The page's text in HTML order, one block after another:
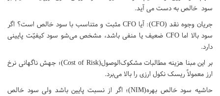
سود خالص به دست می آید.
جریان وجوه نقد (CFO): آیا CFO مثبت و متناسب با سود خالص است؟ اگر
سود بالا اما CFO ضعیف یا منفی باشد، مشخص می‌شو سود کیفیّت پایینی
دارد.
بر این مبنا هزینه مطالبات مشکوک‌الوصول(Cost of Risk)؛ جهش ناگهانی نرخ
ارز معمولاً ریسک نکول ارزی را بالا می‌برد.
حاشیه سود خالص بهره(NIM)؛ اگر از نسبت پایین باشد ولی سود خالص